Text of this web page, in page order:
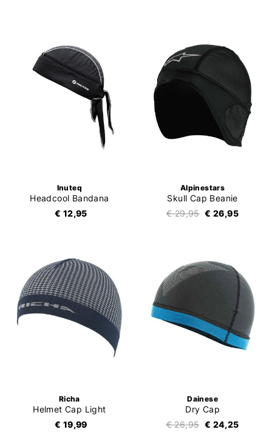
Inuteq
Headcool Bandana
€ 12,95
Alpinestars
Skull Cap Beanie
€ 29,95 € 26,95
Richa
Helmet Cap Light
€ 19,99
Dainese
Dry Cap
€ 26,95 € 24,25